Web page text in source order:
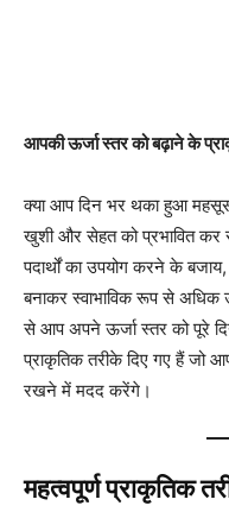
आपकी ऊर्जा स्तर को बढ़ाने के
क्या आप दिन भर थका हुआ
खुशी और सेहत को प्रभावित
पदार्थों का उपयोग करने के
बनाकर स्वाभाविक रूप से अधिक
से आप अपने ऊर्जा स्तर को पूरे
प्राकृतिक तरीके दिए गए हैं जो
रखने में मदद करेंगे।
महत्वपूर्ण प्राकृतिक